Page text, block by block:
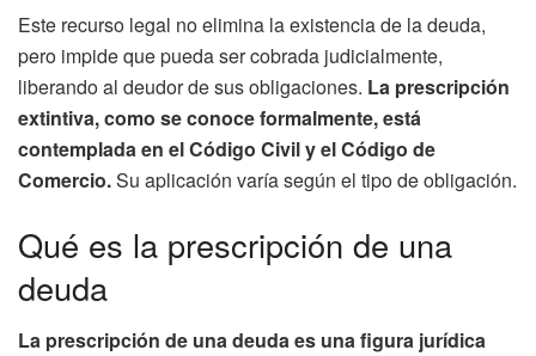
Este recurso legal no elimina la existencia de la deuda,
pero impide que pueda ser cobrada judicialmente,
liberando al deudor de sus obligaciones. La prescripción
extintiva, como se conoce formalmente, está
contemplada en el Código Civil y el Código de
Comercio.Su aplicación varía según el tipo de obligación.
Qué es la prescripción de una
deuda
La prescripción de una deuda es una figura jurídica